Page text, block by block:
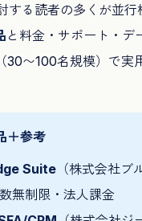
る読者の多くが並行
と料金・サポート・デ
30〜100名規模）で実
＋参考
Suite （株式会社
無制限・法人課金